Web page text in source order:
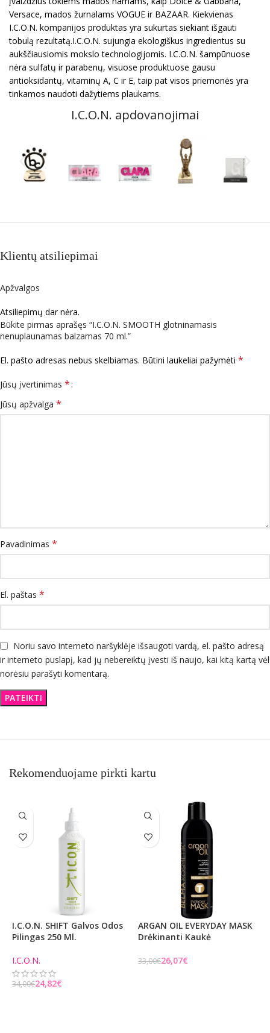
Versace, mados žurnalams VOGUE ir BAZAAR. Kiekvienas
I.C.O.N. kompanijos produktas yra sukurtas siekiant išgauti
tobulą rezultatą.I.C.O.N. sujungia ekologiškus ingredientus su
aukščiausiomis mokslo technologijomis. I.C.O.N. šampūnuose
nėra sulfatų ir parabenų, visuose produktuose gausu
antioksidantų, vitaminų A, C ir E, taip pat visos priemonės yra
tinkamos naudoti dažytiems plaukams.
I.C.O.N. apdovanojimai
Klientų atsiliepimai
Apžvalgos
Atsiliepimų dar nėra.
Būkite pirmas aprašęs “I.C.O.N. SMOOTH glotninamasis
nenuplaunamas balzamas 70 ml.”
El. pašto adresas nebus skelbiamas. Būtini laukeliai pažymėti *
Jūsų įvertinimas *
Jūsų apžvalga *
Pavadinimas *
El. paštas *
Noriu savo interneto naršyklėje išsaugoti vardą, el. pašto adresą
ir interneto puslapį, kad jų nebereiktų įvesti iš naujo, kai kitą kartą vėl
norėsiu parašyti komentarą.
Rekomenduojame pirkti kartu
I.C.O.N. SHIFT Galvos Odos
Pilingas 250 Ml.
I.C.O.N.
34,00€24,82€
ARGAN OIL EVERYDAY MASK
Drėkinanti Kaukė
33,00€26,07€